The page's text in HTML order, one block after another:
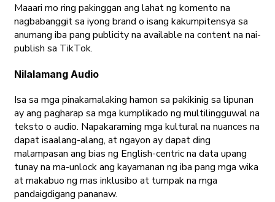
Maaari mo ring pakinggan ang lahat ng komento na
nagbabanggit sa iyong brand o isang kakumpitensya sa
anumang iba pang publicity na available na content na nai-
publish sa TikTok.
Nilalamang Audio
Isa sa mga pinakamalaking hamon sa pakikinig sa lipunan
ay ang pagharap sa mga kumplikado ng multilingguwal na
teksto o audio. Napakaraming mga kultural na nuances na
dapat isaalang-alang, at ngayon ay dapat ding
malampasan ang bias ng English-centric na data upang
tunay na ma-unlock ang kayamanan ng iba pang mga wika
at makabuo ng mas inklusibo at tumpak na mga
pandaigdigang pananaw.